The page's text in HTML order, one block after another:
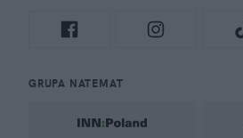
GRUPA NATEMAT